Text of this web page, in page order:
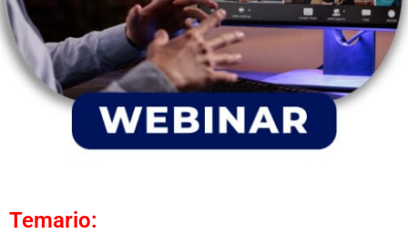
Temario: